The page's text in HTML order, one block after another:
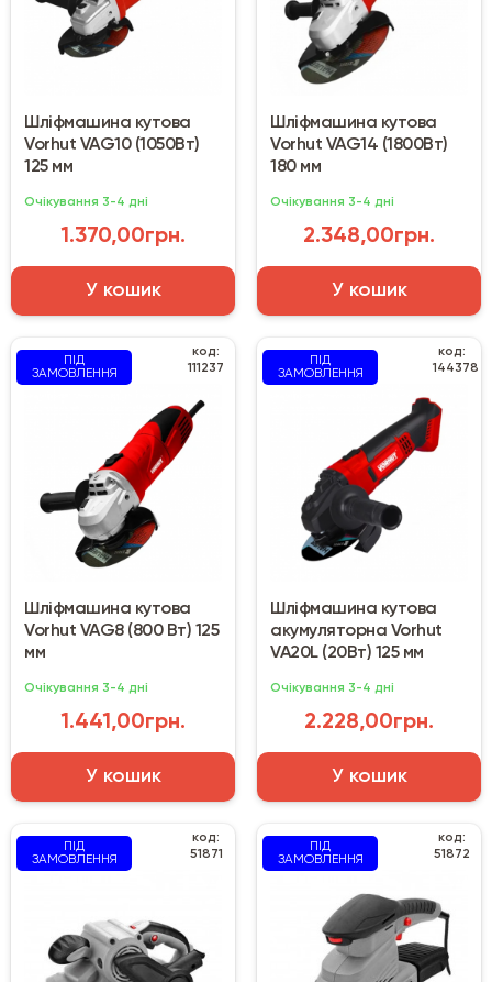
Шліфмашина кутова
Vorhut VAG10 (1050Вт)
125 мм
Очікування 3-4 дні
1.370,00грн.
У кошик
Шліфмашина кутова
Vorhut VAG14 (1800Вт)
180 мм
Очікування 3-4 дні
2.348,00грн.
У кошик
ПІД
ЗАМОВЛЕННЯ
код:
111237
Шліфмашина кутова
Vorhut VAG8 (800 Вт) 125
мм
Очікування 3-4 дні
1.441,00грн.
У кошик
ПІД
ЗАМОВЛЕННЯ
код:
144378
Шліфмашина кутова
акумуляторна Vorhut
VA20L (20Вт) 125 мм
Очікування 3-4 дні
2.228,00грн.
У кошик
ПІД
ЗАМОВЛЕННЯ
код:
51871
ПІД
ЗАМОВЛЕННЯ
код:
51872